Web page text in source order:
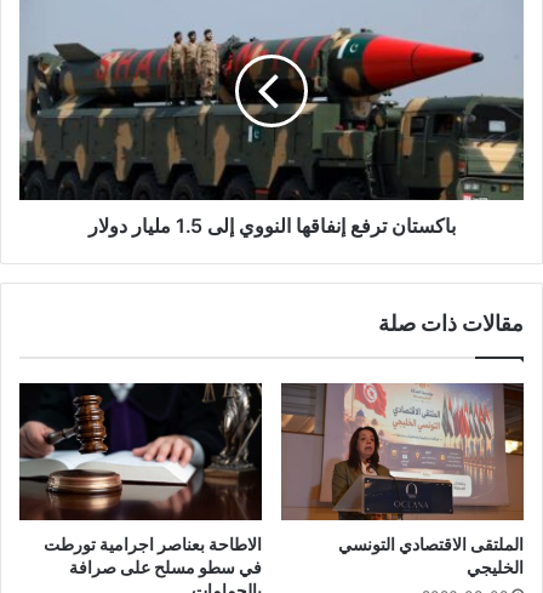
باكستان ترفع إنفاقها النووي إلى 1.5 مليار دولار
مقالات ذات صلة
الملتقى الاقتصادي التونسي
الخليجي
الاطاحة بعناصر اجرامية تورطت
في سطو مسلح على صرافة